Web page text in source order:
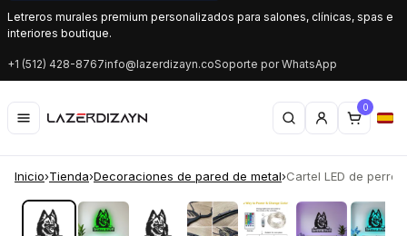
Letreros murales premium personalizados para salones, clínicas, spas e
interiores boutique.
+1 (512) 428-8767info@lazerdizayn.coSoporte por WhatsApp
0
Inicio›Tienda›Decoraciones de pared de metal›Cartel LED de perro
‹ ›